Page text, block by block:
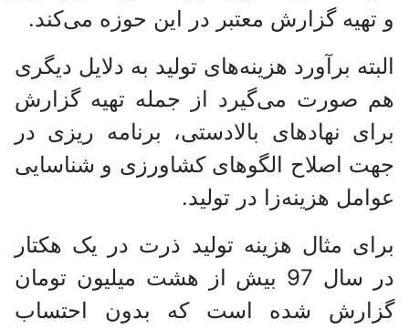
و تهیه گزارش معتبر در این حوزه می‌کند.
البته برآورد هزینه‌های تولید به دلایل دیگری
هم صورت می‌گیرد از جمله تهیه گزارش
برای نهاد‌های بالادستی، برنامه ریزی در
جهت اصلاح الگو‌های کشاورزی و شناسایی
عوامل هزینه‌زا در تولید.
برای مثال هزینه تولید ذرت در یک هکتار
در سال 97 بیش از هشت میلیون تومان
گزارش شده است که بدون احتساب